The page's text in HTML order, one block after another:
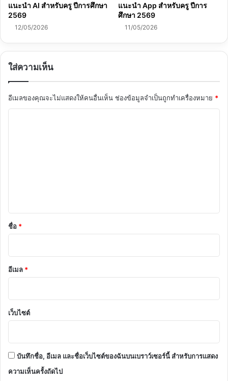
แนะนำ AI สำหรับครู ปีการศึกษา
2569
12/05/2026
แนะนำ App สำหรับครู ปีการ
ศึกษา 2569
11/05/2026
ใส่ความเห็น
อีเมลของคุณจะไม่แสดงให้คนอื่นเห็น ช่องข้อมูลจำเป็นถูกทำเครื่องหมาย *
*
ชื่อ *
อีเมล *
เว็บไซต์
บันทึกชื่อ, อีเมล และชื่อเว็บไซต์ของฉันบนเบราว์เซอร์นี้ สำหรับการแสดง
ความเห็นครั้งถัดไป